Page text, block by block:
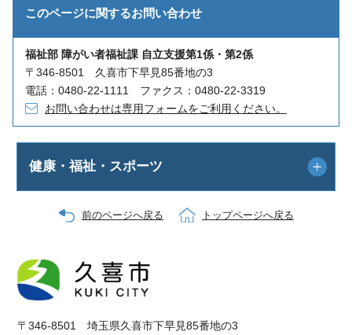
このページに関するお問い合わせ
福祉部 障がい者福祉課 自立支援第1係・第2係
〒346-8501 久喜市下早見85番地の3
電話：0480-22-1111 ファクス：0480-22-3319
お問い合わせは専用フォームをご利用ください。
健康・福祉・スポーツ
前のページへ戻る トップページへ戻る
〒346-8501 埼玉県久喜市下早見85番地の3